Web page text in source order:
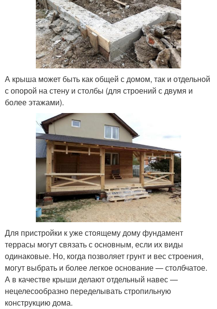
А крыша может быть как общей с домом, так и отдельной
с опорой на стену и столбы (для строений с двумя и
более этажами).
Для пристройки к уже стоящему дому фундамент
террасы могут связать с основным, если их виды
одинаковые. Но, когда позволяет грунт и вес строения,
могут выбрать и более легкое основание — столбчатое.
А в качестве крыши делают отдельный навес —
нецелесообразно переделывать стропильную
конструкцию дома.